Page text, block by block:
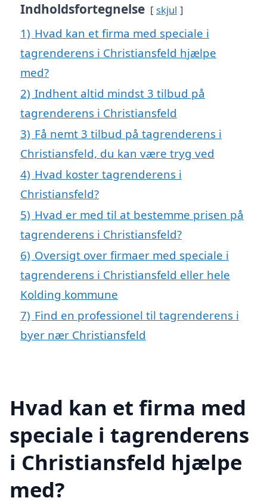
Indholdsfortegnelse skjul
1) Hvad kan et firma med speciale i
tagrenderens i Christiansfeld hjælpe
med?
2) Indhent altid mindst 3 tilbud på
tagrenderens i Christiansfeld
3) Få nemt 3 tilbud på tagrenderens i
Christiansfeld, du kan være tryg ved
4) Hvad koster tagrenderens i
Christiansfeld?
5) Hvad er med til at bestemme prisen på
tagrenderens i Christiansfeld?
6) Oversigt over firmaer med speciale i
tagrenderens i Christiansfeld eller hele
Kolding kommune
7) Find en professionel til tagrenderens i
byer nær Christiansfeld
Hvad kan et firma med
speciale i tagrenderens
i Christiansfeld hjælpe
med?